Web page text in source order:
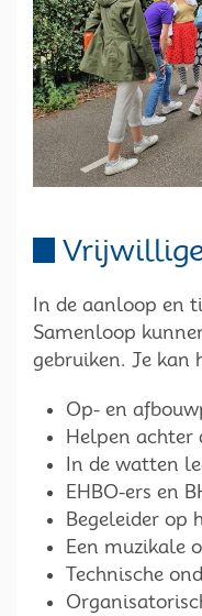
In de aanloop en
Samenloop
gebruiken. Je kan
Op- en
Helpen achter
In de watten
EHBO-ers en
Begeleider op
Een muzikale
Technische